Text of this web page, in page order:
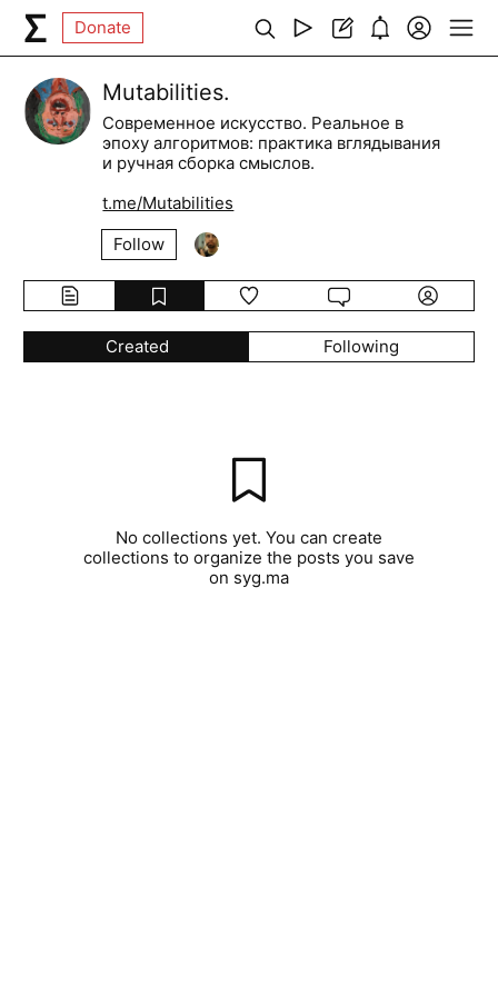
Donate
Mutabilities.
Современное искусство. Реальное в
эпоху алгоритмов: практика вглядывания
и ручная сборка смыслов.
t.me/Mutabilities
Follow
Created Following
No collections yet. You can create
collections to organize the posts you save
on syg.ma